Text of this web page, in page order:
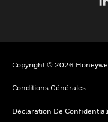
Copyright © 2026
Conditions Générales
Déclaration De